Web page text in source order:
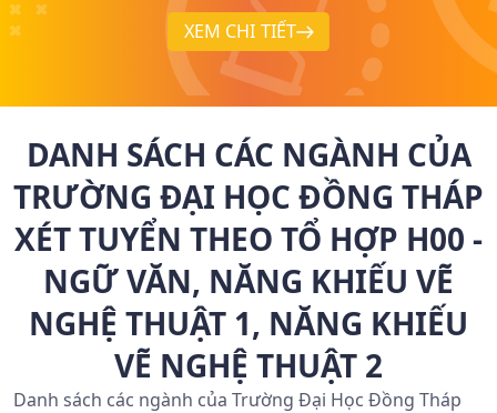
XEM CHI TIẾT
DANH SÁCH CÁC NGÀNH CỦA
TRƯỜNG ĐẠI HỌC ĐỒNG THÁP
XÉT TUYỂN THEO TỔ HỢP H00 -
NGỮ VĂN, NĂNG KHIẾU VẼ
NGHỆ THUẬT 1, NĂNG KHIẾU
VẼ NGHỆ THUẬT 2
Danh sách các ngành của Trường Đại Học Đồng Tháp